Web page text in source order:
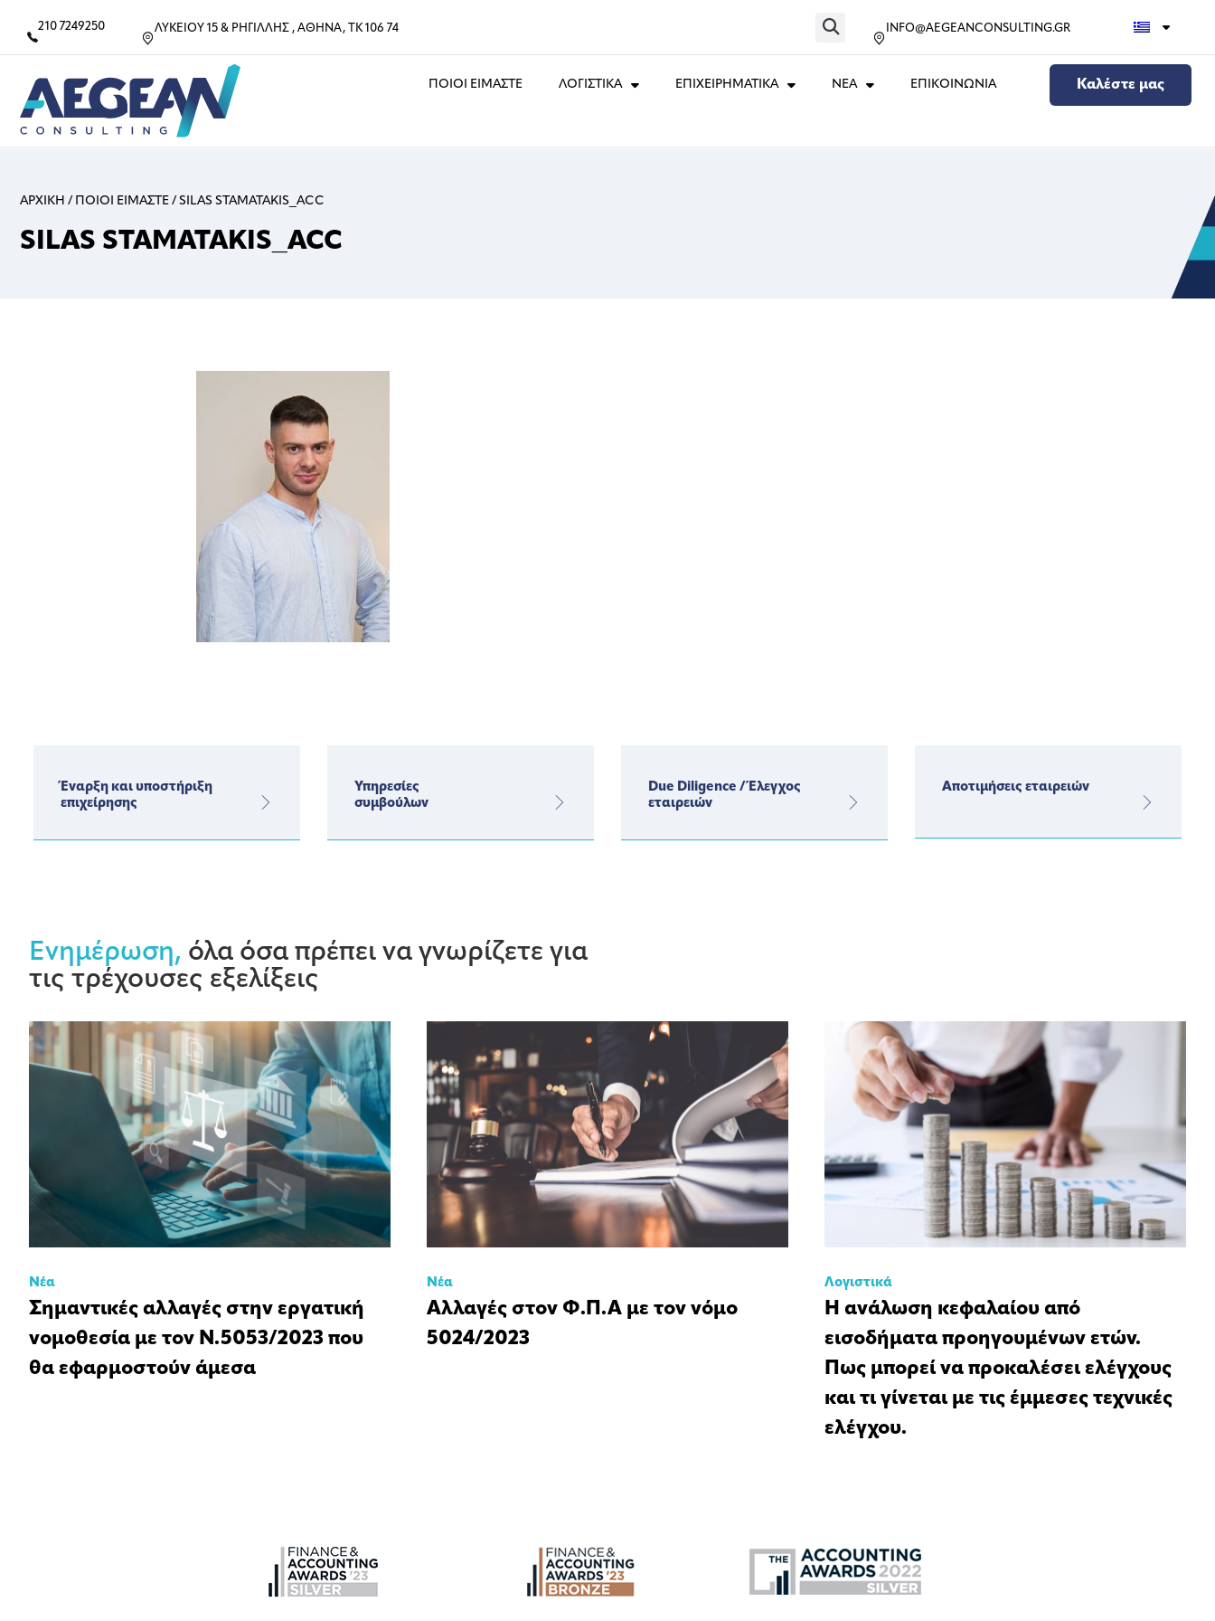
210 7249250 ΛΥΚΕΙΟΥ 15 & ΡΗΓΙΛΛΗΣ , ΑΘΗΝΑ, ΤΚ 106 74 INFO@AEGEANCONSULTING.GR
ΠΟΙΟΙ ΕΙΜΑΣΤΕ ΛΟΓΙΣΤΙΚΑ ΕΠΙΧΕΙΡΗΜΑΤΙΚΑ ΝΕΑ ΕΠΙΚΟΙΝΩΝΙΑ Καλέστε μας
ΑΡΧΙΚΗ / ΠΟΙΟΙ ΕΙΜΑΣΤΕ / SILAS STAMATAKIS_ACC
SILAS STAMATAKIS_ACC
Έναρξη και υποστήριξη
επιχείρησης
Υπηρεσίες
συμβούλων
Due Diligence / Έλεγχος
εταιρειών
Αποτιμήσεις εταιρειών
Ενημέρωση, όλα όσα πρέπει να γνωρίζετε για
τις τρέχουσες εξελίξεις
Νέα
Σημαντικές αλλαγές στην εργατική
νομοθεσία με τον Ν.5053/2023 που
θα εφαρμοστούν άμεσα
Νέα
Αλλαγές στον Φ.Π.Α με τον νόμο
5024/2023
Λογιστικά
Η ανάλωση κεφαλαίου από
εισοδήματα προηγουμένων ετών.
Πως μπορεί να προκαλέσει ελέγχους
και τι γίνεται με τις έμμεσες τεχνικές
ελέγχου.